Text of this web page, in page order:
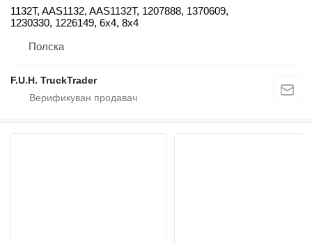
1132T, AAS1132, AAS1132T, 1207888, 1370609,
1230330, 1226149, 6x4, 8x4
Полска
F.U.H. TruckTrader